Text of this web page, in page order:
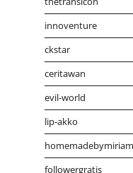
innoventure
ckstar
ceritawan
evil-world
lip-akko
homemadebymiriam
followergratis